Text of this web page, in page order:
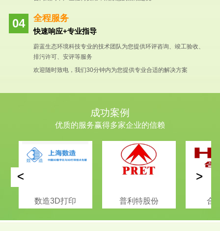
全程服务
快速响应+专业指导
蔚蓝生态环境科技专业的技术团队为您提供环评咨询、竣工验收、
排污许可、安评等服务
欢迎随时致电，我们30分钟内为您提供专业合适的解决方案
成功案例
优质的服务赢得多家企业的信赖
数造3D打印 普利特股份 合
< >